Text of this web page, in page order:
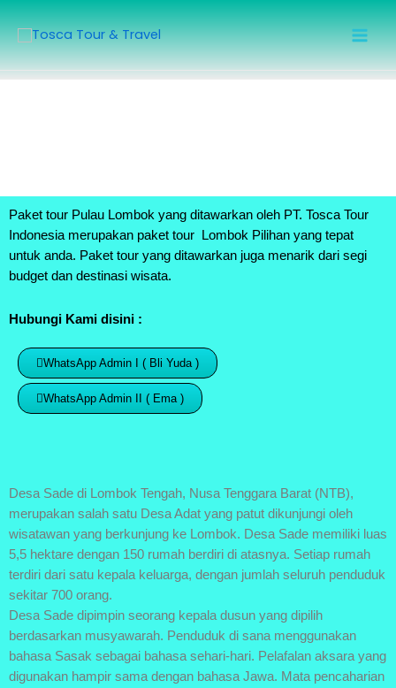
Skip
to
content
Paket tour Pulau Lombok yang ditawarkan oleh PT. Tosca Tour
Indonesia merupakan paket tour Lombok Pilihan yang tepat
untuk anda. Paket tour yang ditawarkan juga menarik dari segi
budget dan destinasi wisata.
Hubungi Kami disini :
WhatsApp Admin I ( Bli Yuda )
WhatsApp Admin II ( Ema )
Desa Sade di Lombok Tengah, Nusa Tenggara Barat (NTB),
merupakan salah satu Desa Adat yang patut dikunjungi oleh
wisatawan yang berkunjung ke Lombok. Desa Sade memiliki luas
5,5 hektare dengan 150 rumah berdiri di atasnya. Setiap rumah
terdiri dari satu kepala keluarga, dengan jumlah seluruh penduduk
sekitar 700 orang.
Desa Sade dipimpin seorang kepala dusun yang dipilih
berdasarkan musyawarah. Penduduk di sana menggunakan
bahasa Sasak sebagai bahasa sehari-hari. Pelafalan aksara yang
digunakan hampir sama dengan bahasa Jawa. Mata pencaharian